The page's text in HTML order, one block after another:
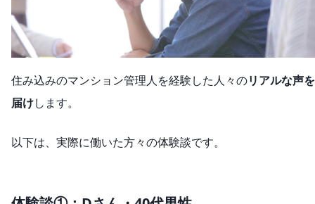
住み込みのマンション管理人を経験した人々のリアルな声
届けします。
以下は、実際に働いた方々の体験談です。